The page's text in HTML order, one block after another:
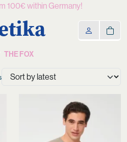
100€ within Germany!
THE FOX
Sorted